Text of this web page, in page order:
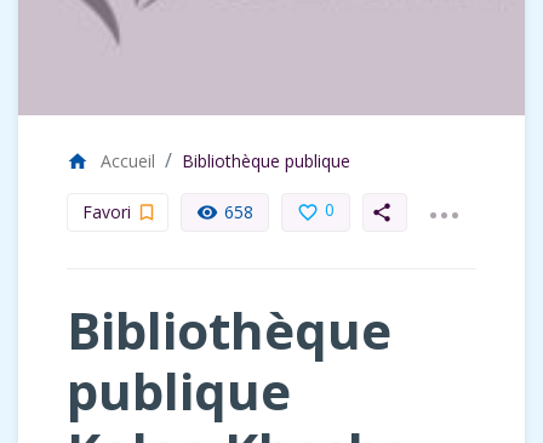
home Accueil Bibliothèque publique
Favori bookmark_border remove_red_eye 658 favorite_border 0 share ...
Bibliothèque
publique